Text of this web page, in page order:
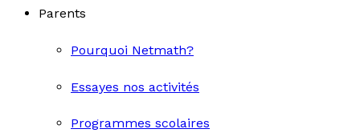
Parents
Pourquoi Netmath?
Essayes nos activités
Programmes scolaires